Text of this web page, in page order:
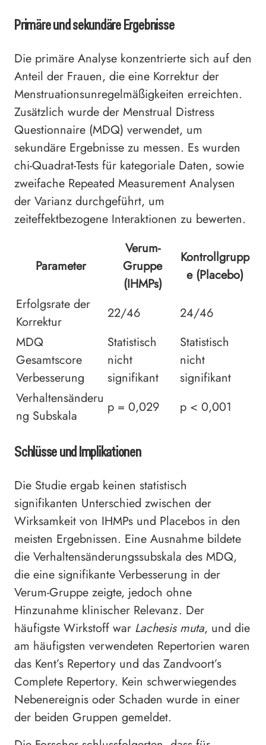
Primäre und sekundäre Ergebnisse
Die primäre Analyse konzentrierte sich auf den
Anteil der Frauen, die eine Korrektur der
Menstruationsunregelmäßigkeiten erreichten.
Zusätzlich wurde der Menstrual Distress
Questionnaire (MDQ) verwendet, um
sekundäre Ergebnisse zu messen. Es wurden
chi-Quadrat-Tests für kategoriale Daten, sowie
zweifache Repeated Measurement Analysen
der Varianz durchgeführt, um
zeiteffektbezogene Interaktionen zu bewerten.
Parameter
Verum-
Gruppe
(IHMPs)
Kontrollgrupp
e (Placebo)
Erfolgsrate der
Korrektur
22/46
24/46
MDQ
Gesamtscore
Verbesserung
Statistisch
nicht
signifikant
Statistisch
nicht
signifikant
Verhaltensänderu
ng Subskala
p = 0,029 p < 0,001
Schlüsse und Implikationen
Die Studie ergab keinen statistisch
signifikanten Unterschied zwischen der
Wirksamkeit von IHMPs und Placebos in den
meisten Ergebnissen. Eine Ausnahme bildete
die Verhaltensänderungssubskala des MDQ,
die eine signifikante Verbesserung in der
Verum-Gruppe zeigte, jedoch ohne
Hinzunahme klinischer Relevanz. Der
häufigste Wirkstoff war Lachesis muta, und die
am häufigsten verwendeten Repertorien waren
das Kent’s Repertory und das Zandvoort’s
Complete Repertory. Kein schwerwiegendes
Nebenereignis oder Schaden wurde in einer
der beiden Gruppen gemeldet.